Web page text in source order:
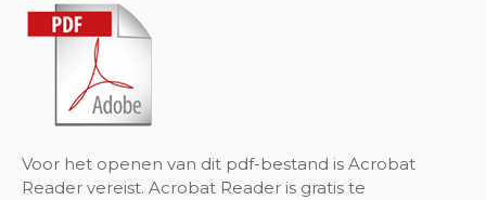
Voor het openen van dit pdf-bestand is Acrobat
Reader vereist. Acrobat Reader is gratis te